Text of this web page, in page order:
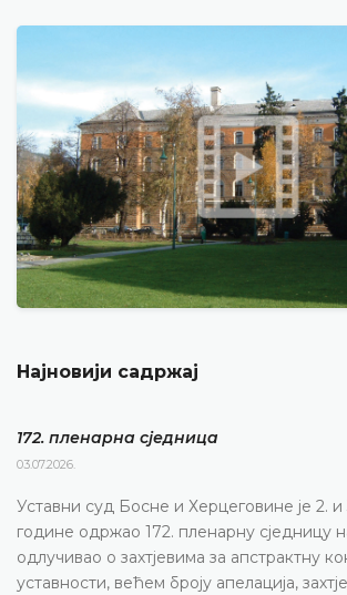
Најновији садржај
172. пленарна сједницa
03.07.2026.
Уставни суд Босне и Херцеговине је 2. и
године одржао 172. пленарну сједницу на
одлучивао о захтјевима за апстрактну
уставности, већем броју апелација,